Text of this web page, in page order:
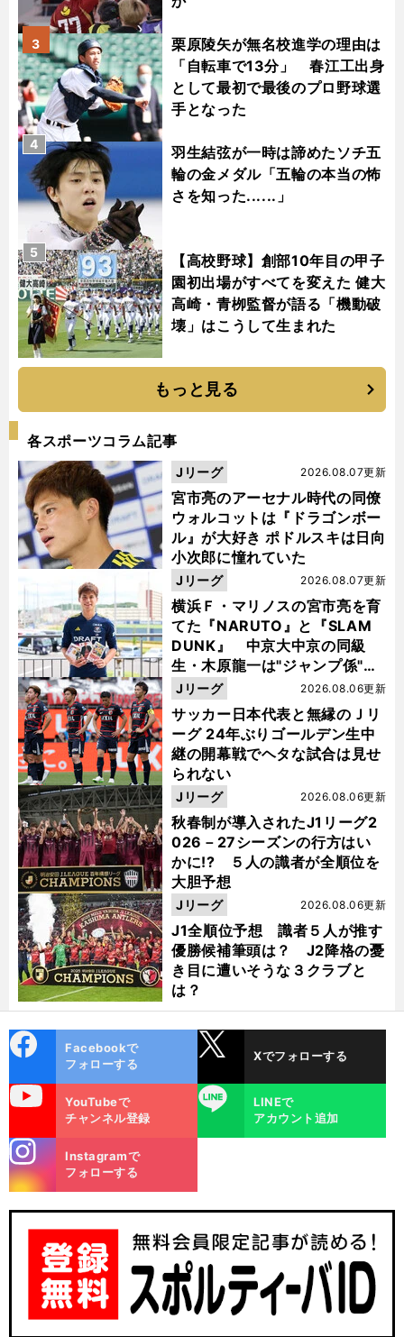
栗原陵矢が無名校進学の理由は
「自転車で13分」 春江工出身
として最初で最後のプロ野球選
手となった
3
羽生結弦が一時は諦めたソチ五
輪の金メダル「五輪の本当の怖
さを知った......」
4
【高校野球】創部10年目の甲子
園初出場がすべてを変えた 健大
高崎・青栁監督が語る「機動破
壊」はこうして生まれた
5
もっと見る
各スポーツコラム記事
宮市亮のアーセナル時代の同僚
ウォルコットは『ドラゴンボー
ル』が大好き ポドルスキは日向
小次郎に憧れていた
2026.08.07更新
Jリーグ
横浜Ｆ・マリノスの宮市亮を育
てた『NARUTO』と『SLAM
DUNK』 中京大中京の同級
生・木原龍一は"ジャンプ係"だ
った
2026.08.07更新
Jリーグ
サッカー日本代表と無縁のＪリ
ーグ 24年ぶりゴールデン生中
継の開幕戦でヘタな試合は見せ
られない
2026.08.06更新
Jリーグ
秋春制が導入されたJ1リーグ2
026－27シーズンの行方はい
かに!? ５人の識者が全順位を
大胆予想
2026.08.06更新
Jリーグ
J1全順位予想 識者５人が推す
優勝候補筆頭は？ J2降格の憂
き目に遭いそうな３クラブと
は？
2026.08.06更新
Jリーグ
ok
Facebookで
フォローする
Xでフォローする
YouTubeで
チャンネル登録
LINE
LINEで
アカウント追加
m
Instagramで
フォローする